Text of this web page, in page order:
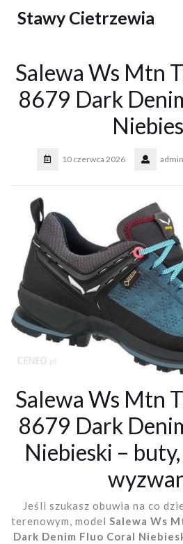
Stawy Cietrzewia
Salewa Ws Mtn
8679 Dark
10 czerwca 2026 admin
Salewa Ws Mtn
8679 Dark
Niebieski –
Jeśli szukasz obuwia na co
terenowym, model Salewa Ws
Dark Denim Fluo Coral